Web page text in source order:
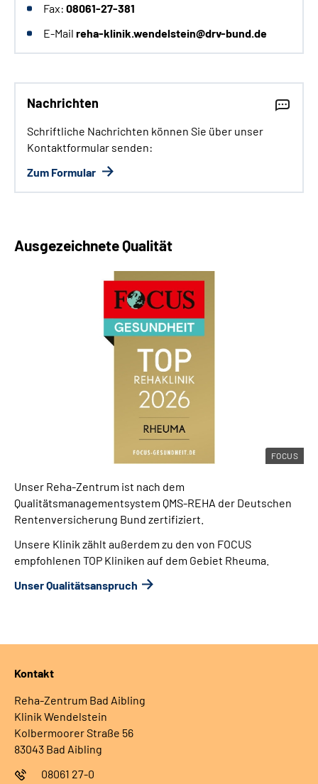
Fax: 08061-27-381
E-Mail reha-klinik.wendelstein@drv-bund.de
Nachrichten
Schriftliche Nachrichten können Sie über unser
Kontaktformular senden:
Zum Formular
Ausgezeichnete Qualität
Unser Reha-Zentrum ist nach dem
Qualitätsmanagementsystem QMS-REHA der Deutschen
Rentenversicherung Bund zertifiziert.
Unsere Klinik zählt außerdem zu den von FOCUS
empfohlenen TOP Kliniken auf dem Gebiet Rheuma.
Unser Qualitätsanspruch
FOCUS
Kontakt
Reha-Zentrum Bad Aibling
Klinik Wendelstein
Kolbermoorer Straße 56
83043 Bad Aibling
08061 27-0